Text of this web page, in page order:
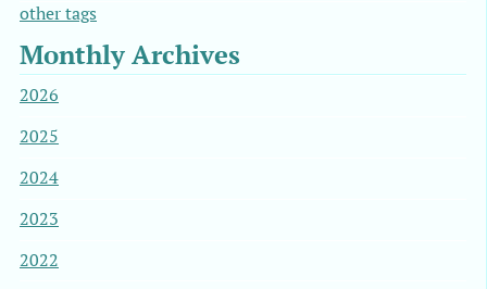
other tags
Monthly Archives
2026
2025
2024
2023
2022